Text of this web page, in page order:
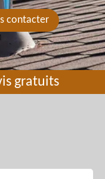
contacter
gratuits